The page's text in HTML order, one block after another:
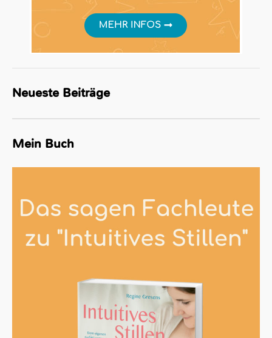
Neueste Beiträge
Mein Buch